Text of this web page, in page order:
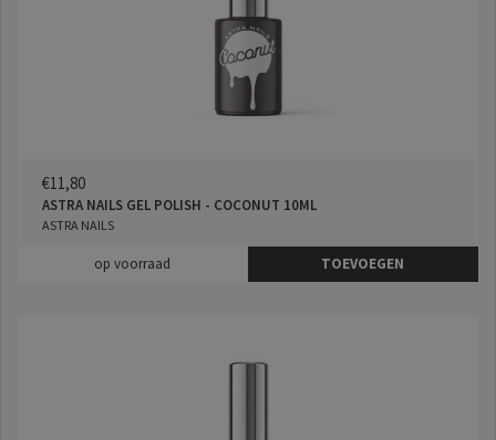
€11,80
ASTRA NAILS GEL POLISH - COCONUT 10ML
ASTRA NAILS
op voorraad TOEVOEGEN